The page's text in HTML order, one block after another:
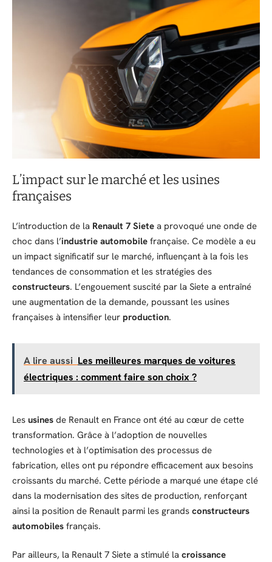
L’impact sur le marché et les usines
françaises
L’introduction de la Renault 7 Siete a provoqué une onde de
choc dans l’industrie automobile française. Ce modèle a eu
un impact significatif sur le marché, influençant à la fois les
tendances de consommation et les stratégies des
constructeurs. L’engouement suscité par la Siete a entraîné
une augmentation de la demande, poussant les usines
françaises à intensifier leur production.
A lire aussi Les meilleures marques de voitures
électriques : comment faire son choix ?
Les usines de Renault en France ont été au cœur de cette
transformation. Grâce à l’adoption de nouvelles
technologies et à l’optimisation des processus de
fabrication, elles ont pu répondre efficacement aux besoins
croissants du marché. Cette période a marqué une étape clé
dans la modernisation des sites de production, renforçant
ainsi la position de Renault parmi les grands constructeurs
automobiles français.
Par ailleurs, la Renault 7 Siete a stimulé la croissance